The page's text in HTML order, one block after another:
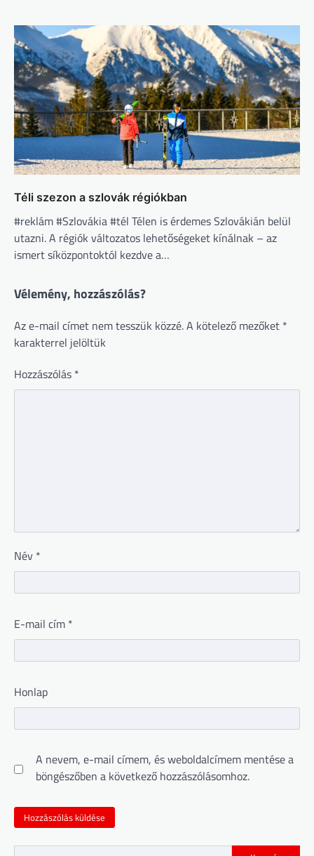
Téli szezon a szlovák régiókban
#reklám #Szlovákia #tél Télen is érdemes Szlovákián belül
utazni. A régiók változatos lehetőségeket kínálnak – az
ismert síközpontoktól kezdve a…
Vélemény, hozzászólás?
Az e-mail címet nem tesszük közzé.A kötelező mezőket *
karakterrel jelöltük
Hozzászólás *
Név *
E-mail cím *
Honlap
A nevem, e-mail címem, és weboldalcímem mentése a
böngészőben a következő hozzászólásomhoz.